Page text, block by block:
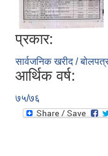
प्रकार:
सार्वजनिक खरीद /
आर्थिक वर्ष:
७५/७६